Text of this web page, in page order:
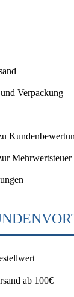
Verpackung
Mehrwertsteuer
ab 100€